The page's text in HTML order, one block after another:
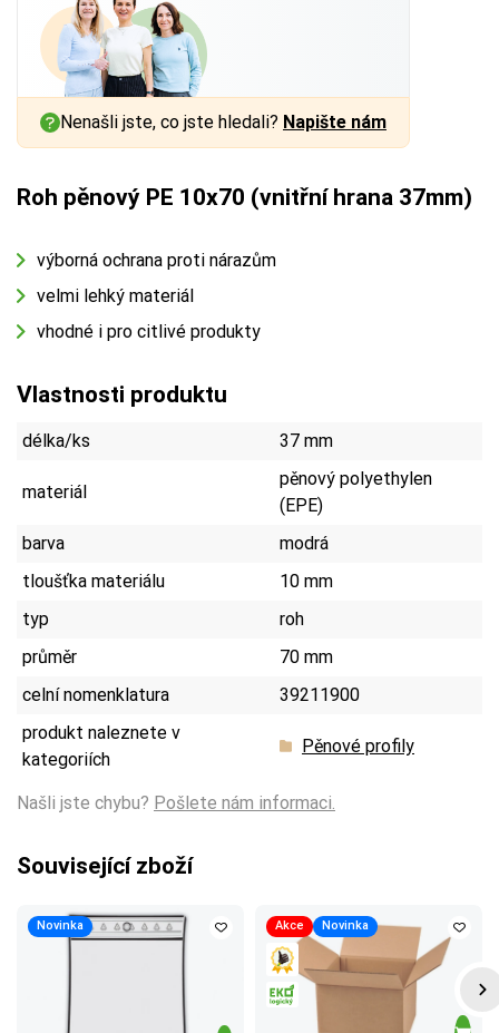
Nenašli jste, co jste hledali? Napište nám
Roh pěnový PE 10x70 (vnitřní hrana 37mm)
výborná ochrana proti nárazům
velmi lehký materiál
vhodné i pro citlivé produkty
Vlastnosti produktu
délka/ks 37 mm
materiál
pěnový polyethylen
(EPE)
barva
modrá
tloušťka materiálu
10 mm
typ
roh
průměr
70 mm
celní nomenklatura
39211900
produkt naleznete v
kategoriích
Pěnové profily
Našli jste chybu? Pošlete nám informaci.
Související zboží
Novinka Akce Novinka